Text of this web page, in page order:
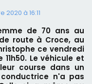
à 16:11
de 70 ans au
route à Croce, au
ce vendredi
Le véhicule et
course dans un
n'a pas